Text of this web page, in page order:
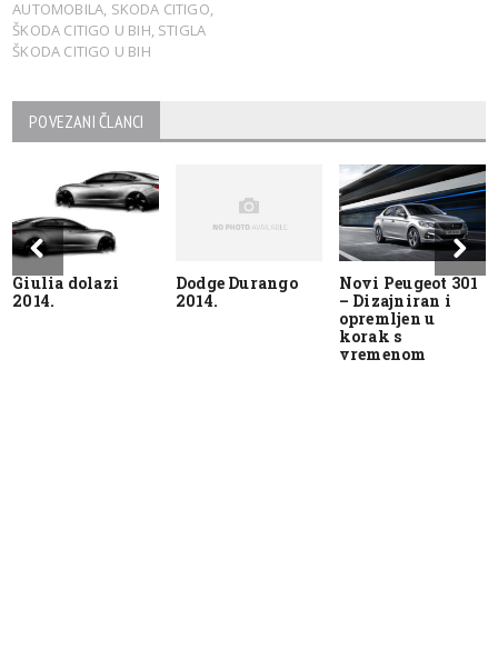
AUTOMOBILA, SKODA CITIGO,
ŠKODA CITIGO U BIH, STIGLA
ŠKODA CITIGO U BIH
POVEZANI ČLANCI
Giulia dolazi
2014.
Dodge Durango
2014.
Novi Peugeot 301
– Dizajniran i
opremljen u
korak s
vremenom